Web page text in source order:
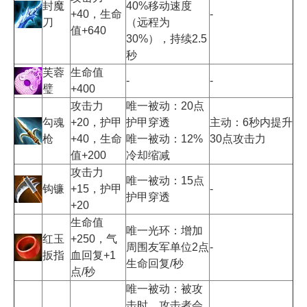
封魔
刀
+40，生命
值+640
40%移动速度
（远程为
30%），持续2.5
秒
-
芙蓉
璧
生命值
+400
- -
勾魂
枪
攻击力
+20，护甲
+40，生命
值+200
唯一被动：20点
护甲穿透
唯一被动：12%
冷却缩减
主动：6秒内提升
30点攻击力
钩镰
攻击力
+15，护甲
+20
唯一被动：15点
护甲穿透
-
红玉
扳指
生命值
+250，气
血回复+1
点/秒
唯一光环：增加
周围友军单位2点
生命回复/秒
-
唯一被动：被攻